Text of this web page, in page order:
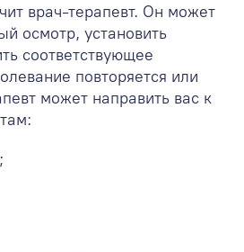
врач-терапевт. Он может
осмотр, установить
соответствующее
повторяется или
может направить вас к